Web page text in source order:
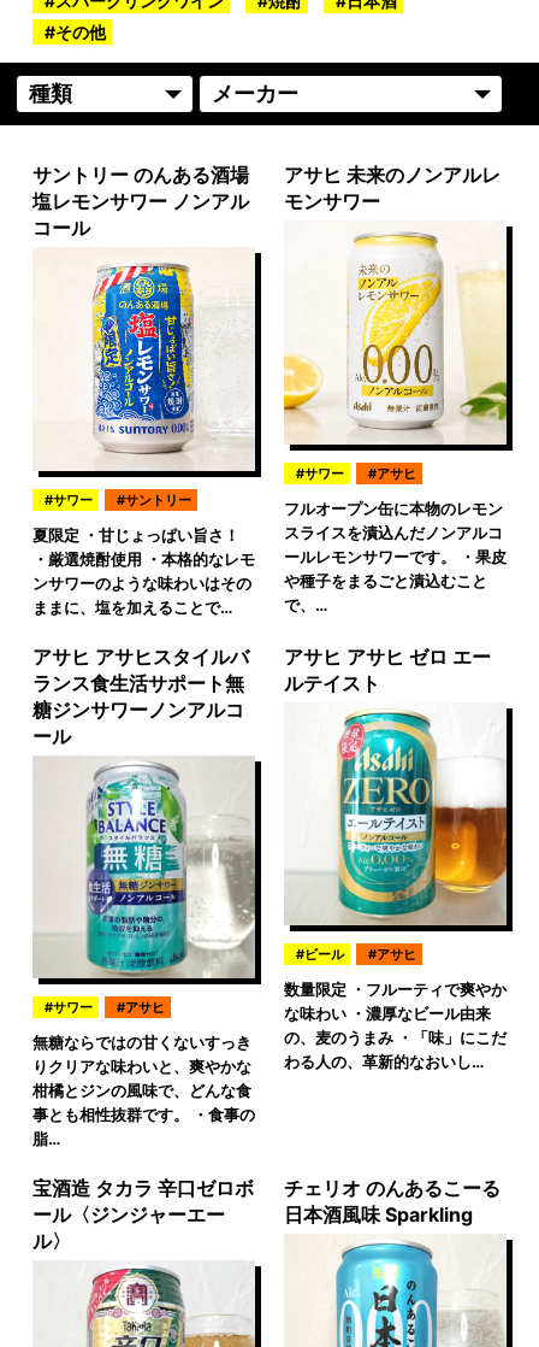
その他
サントリー のんある酒場
塩レモンサワー ノンアル
コール
サワー サントリー
夏限定 ・甘じょっぱい旨さ！
・厳選焼酎使用 ・本格的なレモ
ンサワーのような味わいはその
ままに、塩を加えることで…
アサヒ 未来のノンアルレ
モンサワー
サワー アサヒ
フルオープン缶に本物のレモン
スライスを漬込んだノンアルコ
ールレモンサワーです。 ・果皮
や種子をまるごと漬込むこと
で、…
アサヒ アサヒスタイルバ
ランス食生活サポート無
糖ジンサワーノンアルコ
ール
サワー アサヒ
無糖ならではの甘くないすっき
りクリアな味わいと、爽やかな
柑橘とジンの風味で、どんな食
事とも相性抜群です。 ・食事の
脂…
アサヒ アサヒ ゼロ エー
ルテイスト
ビール アサヒ
数量限定 ・フルーティで爽やか
な味わい ・濃厚なビール由来
の、麦のうまみ ・「味」にこだ
わる人の、革新的なおいし…
宝酒造 タカラ 辛口ゼロボ
ール〈ジンジャーエー
ル〉
チェリオ のんあるこーる
日本酒風味 Sparkling